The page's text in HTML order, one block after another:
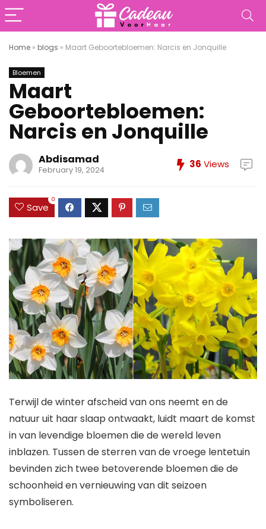
Home » blogs » Maart Geboortebloemen: Narcis en Jonquille
Bloemen
Maart
Geboortebloemen:
Narcis en Jonquille
Abdisamad
February 19, 2024 36 Views
Save
0
Terwijl de winter afscheid van ons neemt en de
natuur uit haar slaap ontwaakt, luidt maart de komst
in van levendige bloemen die de wereld leven
inblazen. Tussen de sterren van de vroege lentetuin
bevinden zich twee betoverende bloemen die de
schoonheid en vernieuwing van dit seizoen
symboliseren.